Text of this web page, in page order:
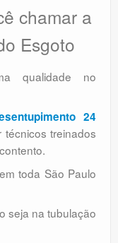
chamar a
Esgoto
qualidade no
24
treinados
toda São Paulo
seja na tubulação